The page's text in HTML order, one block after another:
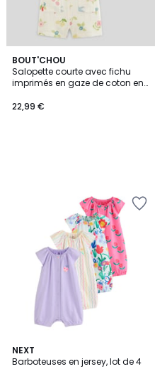
BOUT'CHOU
Salopette courte avec fichu
imprimés en gaze de coton en
22,99 €
NEXT
Barboteuses en jersey, lot de 4
2
Couleurs